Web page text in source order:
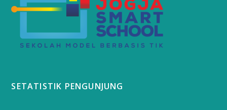
SETATISTIK PENGUNJUNG